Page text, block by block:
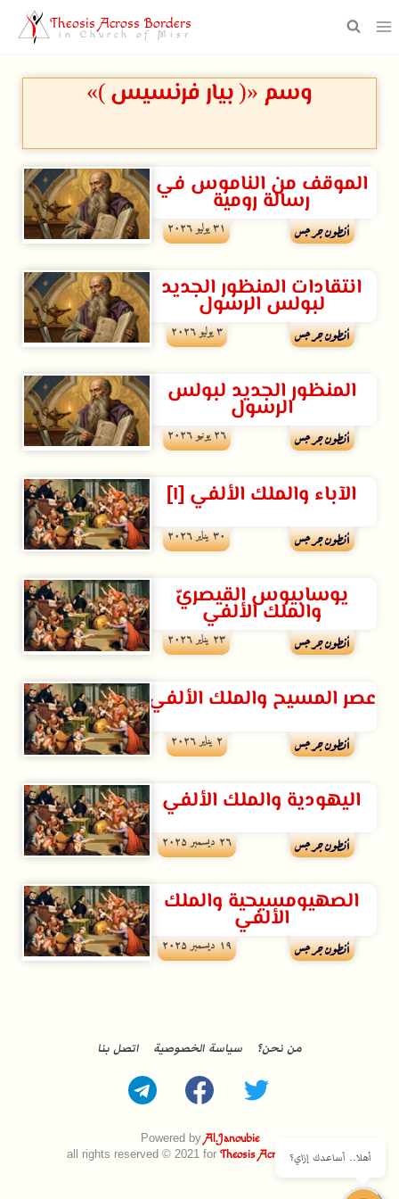
Theosis Across Borders
in Church of Misr
وسم «( بيار فرنسيس )»
الموقف من الناموس في
رسالة رومية
أنطون جرجس ۳۱ يوليو ۲۰۲٦
انتقادات المنظور الجديد
لبولس الرسول
أنطون جرجس ۳ يوليو ۲۰۲٦
المنظور الجديد لبولس
الرسول
أنطون جرجس ۲٦ يونيو ۲۰۲٦
الآباء والملك الألفي [١]
أنطون جرجس ۳۰ يناير ۲۰۲٦
يوسابيوس القيصريّ
والملك الألفي
أنطون جرجس ۲۳ يناير ۲۰۲٦
عصر المسيح والملك الألفي
أنطون جرجس ۲ يناير ۲۰۲٦
اليهودية والملك الألفي
أنطون جرجس ۲٦ ديسمبر ۲۰۲۵
الصهيومسيحية والملك
الألفي
أنطون جرجس ۱۹ ديسمبر ۲۰۲۵
Powered by Al.Janoubie
all rights reserved © 2021 for Theosis Across Borders
من نحن؟ سياسة الخصوصية اتصل بنا
أهلا.. أساعدك إزاي؟